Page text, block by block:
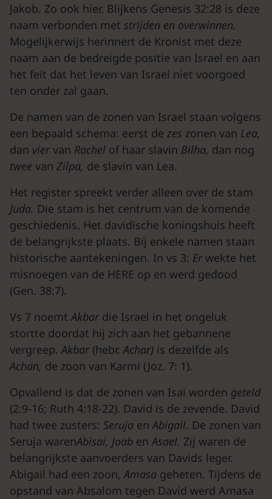
Jakob. Zo ook hier. Blijkens Genesis 32:28 is deze
naam verbonden met strijden en overwinnen.
Mogelijkerwijs herinnert de Kronist met deze
naam aan de bedreigde positie van Israel en aan
het feit dat het leven van Israel niet voorgoed
ten onder zal gaan.
De namen van de zonen van Israel staan volgens
een bepaald schema: eerst de zes zonen van Lea,
dan viervan Rachel of haar slavin Bilha, dan nog
twee van Zilpa, de slavin van Lea.
Het register spreekt verder alleen over de stam
Juda. Die stam is het centrum van de komende
geschiedenis. Het davidische koningshuis heeft
de belangrijkste plaats. Bij enkele namen staan
historische aantekeningen. In vs 3: Erwekte het
misnoegen van de HERE op en werd gedood
(Gen. 38:7).
Vs 7 noemtAkbar die Israel in het ongeluk
stortte doordat hij zich aan het gebannene
vergreep.Akbar (hebr.Achar) is dezelfde als
Achan, de zoon van Karmi (Joz. 7: 1).
Opvallend is dat de zonen van Isai worden geteld
(2:9-16; Ruth 4:18-22). David is de zevende. David
had twee zusters: Seruja enAbigail. De zonen van
Seruja warenAbisai, Joab enAsael. Zij waren de
belangrijkste aanvoerders van Davids leger.
Abigail had een zoon,Amasa geheten. Tijdens de
opstand van Absalom tegen David werd Amasa